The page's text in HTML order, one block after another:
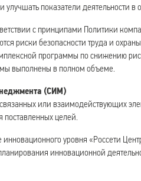
улучшать показатели деятельности в
с принципами Политики
риски безопасности труда и
программы по снижению
выполнены в полном объеме.
(СИМ)
или взаимодействующих
поставленных целей.
уровня «Россети
инновационной